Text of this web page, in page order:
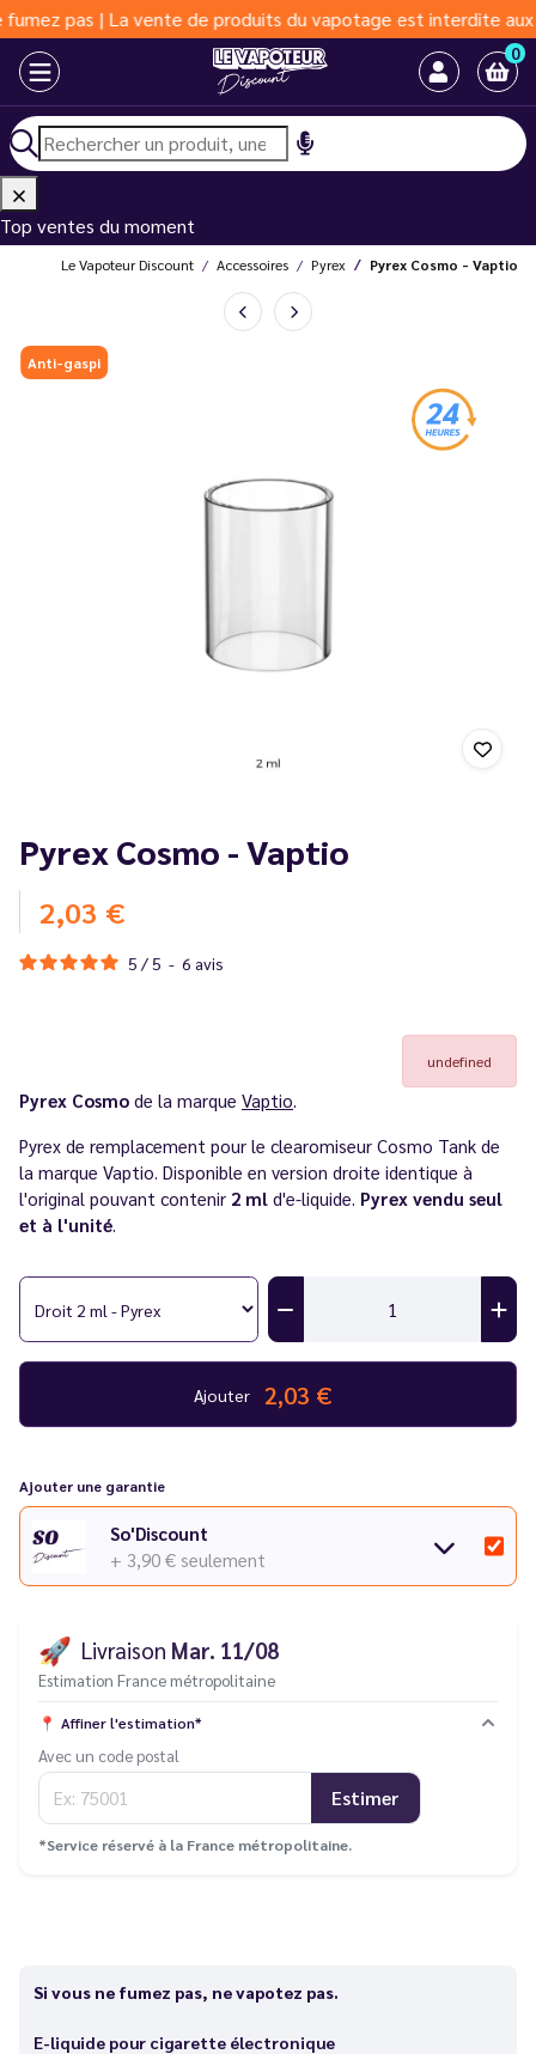
| La vente de produits du vapotage est interdite aux moins
0
Top ventes du moment
Le Vapoteur Discount Accessoires Pyrex Pyrex Cosmo - Vaptio
Anti-gaspi
Pyrex Cosmo - Vaptio
2,03 €
5 / 5 - 6 avis
undefined
Pyrex Cosmo de la marque Vaptio.
Pyrex de remplacement pour le clearomiseur Cosmo Tank de
la marque Vaptio. Disponible en version droite identique à
l'original pouvant contenir 2 ml d'e-liquide. Pyrex vendu seul
et à l'unité.
Ajouter 2,03 €
Ajouter une garantie
So'Discount
+ 3,90 € seulement
🚀 Livraison Mar. 11/08
Estimation France métropolitaine
📍 Affiner l'estimation*
Avec un code postal
Estimer
*Service réservé à la France métropolitaine.
Si vous ne fumez pas, ne vapotez pas.
E-liquide pour cigarette électronique